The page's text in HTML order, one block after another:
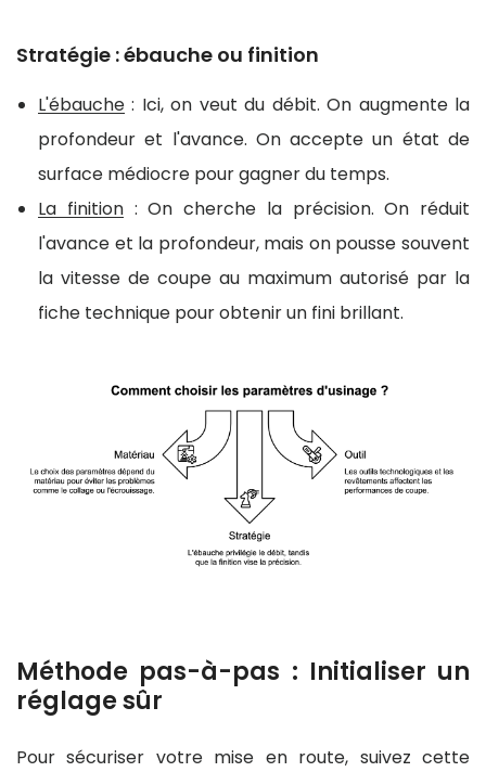
Stratégie : ébauche ou finition
L'ébauche : Ici, on veut du débit. On augmente la
profondeur et l'avance. On accepte un état de
surface médiocre pour gagner du temps.
La finition: On cherche la précision. On réduit
l'avance et la profondeur, mais on pousse souvent
la vitesse de coupe au maximum autorisé par la
fiche technique pour obtenir un fini brillant.
Méthode pas-à-pas : Initialiser un
réglage sûr
Pour sécuriser votre mise en route, suivez cette